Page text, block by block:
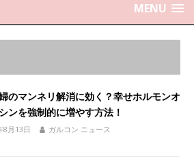
MENU
のマンネリ解消に効く？幸せホルモンオ
ンを強制的に増やす方法！
8月13日 ガルコン ニュース